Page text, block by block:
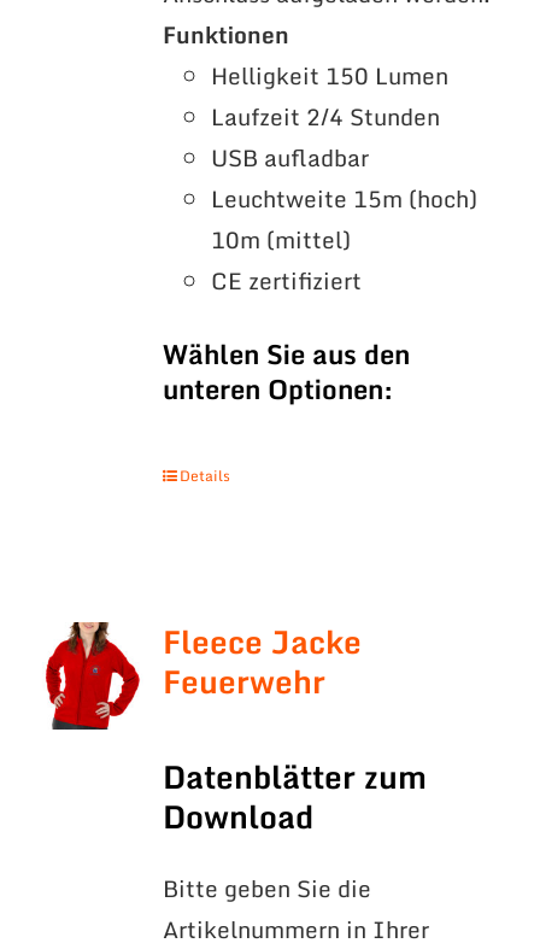
Funktionen
Helligkeit 150 Lumen
Laufzeit 2/4 Stunden
USB aufladbar
Leuchtweite 15m (hoch)
10m (mittel)
CE zertifiziert
Wählen Sie aus den
unteren Optionen:
Details
Fleece Jacke
Feuerwehr
Datenblätter zum
Download
Bitte geben Sie die
Artikelnummern in Ihrer